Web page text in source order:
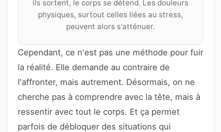
ils sortent, le corps se détend. Les douleurs
physiques, surtout celles liées au stress,
peuvent alors s'atténuer.
Cependant, ce n'est pas une méthode pour fuir
la réalité. Elle demande au contraire de
l'affronter, mais autrement. Désormais, on ne
cherche pas à comprendre avec la tête, mais à
ressentir avec tout le corps. Et ça permet
parfois de débloquer des situations qui